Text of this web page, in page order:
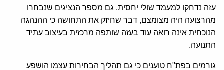
עזה נדחקו למעמד שולי יחסית. גם מספר הנציגים שנבחרו
מהרצועה היה מצומצם, דבר שחיזק את התחושה כי ההנהגה
הנוכחית אינה רואה עוד בעזה שותפה מרכזית בעיצוב עתיד
התנועה.
גורמים בפת"ח טוענים כי גם תהליך הבחירות עצמו הושפע